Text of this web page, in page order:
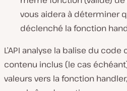
vous aidera à déterminer
déclenché la fonction
L’API analyse la balise du
contenu inclus (le cas
valeurs vers la fonction